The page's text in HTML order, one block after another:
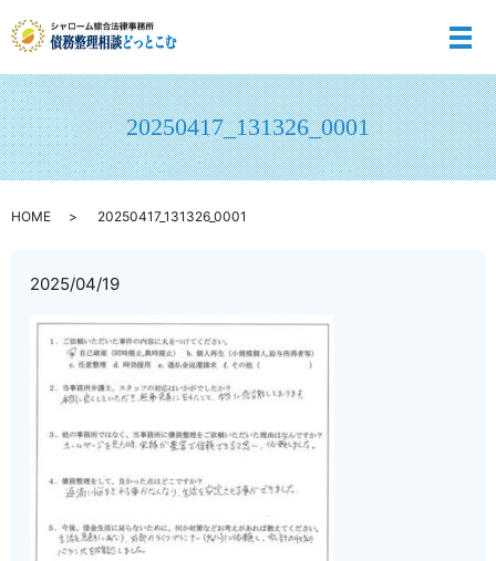
メ
20250417_131326_0001
HOME 20250417_131326_0001
2025/04/19